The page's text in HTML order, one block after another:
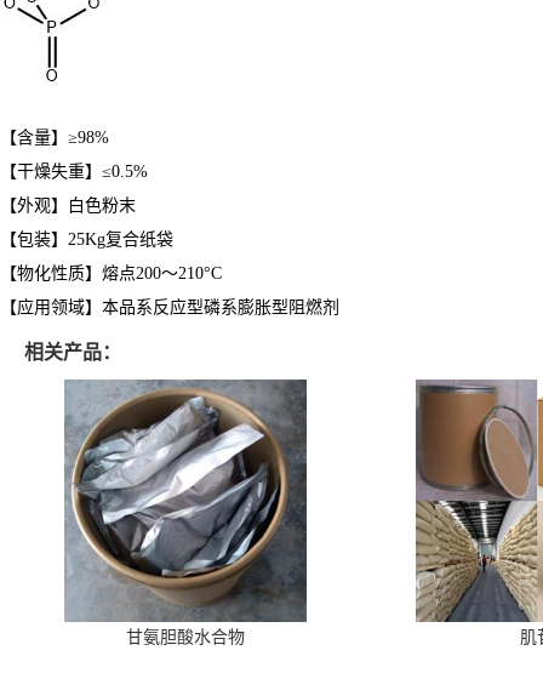
【含量】≥98%
【干燥失重】≤0.5%
【外观】白色粉末
【包装】25Kg复合纸袋
【物化性质】熔点200～210°C
【应用领域】本品系反应型磷系膨胀型阻燃剂
相关产品：
甘氨胆酸水合物 肌